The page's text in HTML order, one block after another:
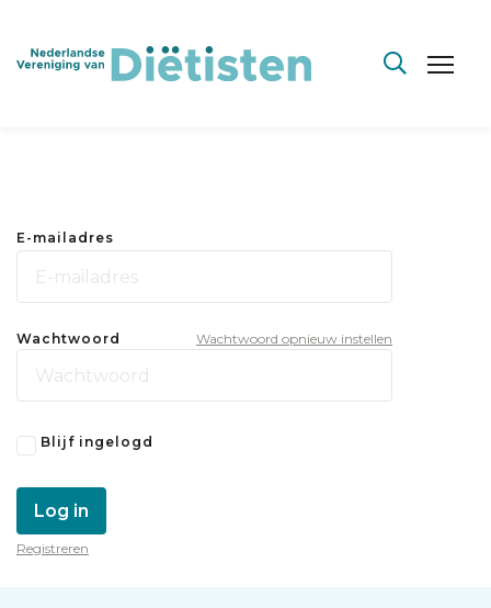
E-mailadres
Wachtwoord Wachtwoord opnieuw instellen
Blijf ingelogd
Log in
Registreren